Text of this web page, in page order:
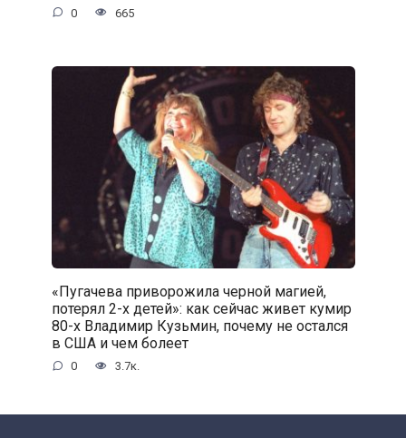
0 665
«Пугачева приворожила черной магией,
потерял 2-х детей»: как сейчас живет кумир
80-х Владимир Кузьмин, почему не остался
в США и чем болеет
0 3.7к.